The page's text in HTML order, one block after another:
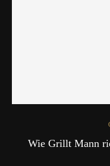
Wie Grillt Mann